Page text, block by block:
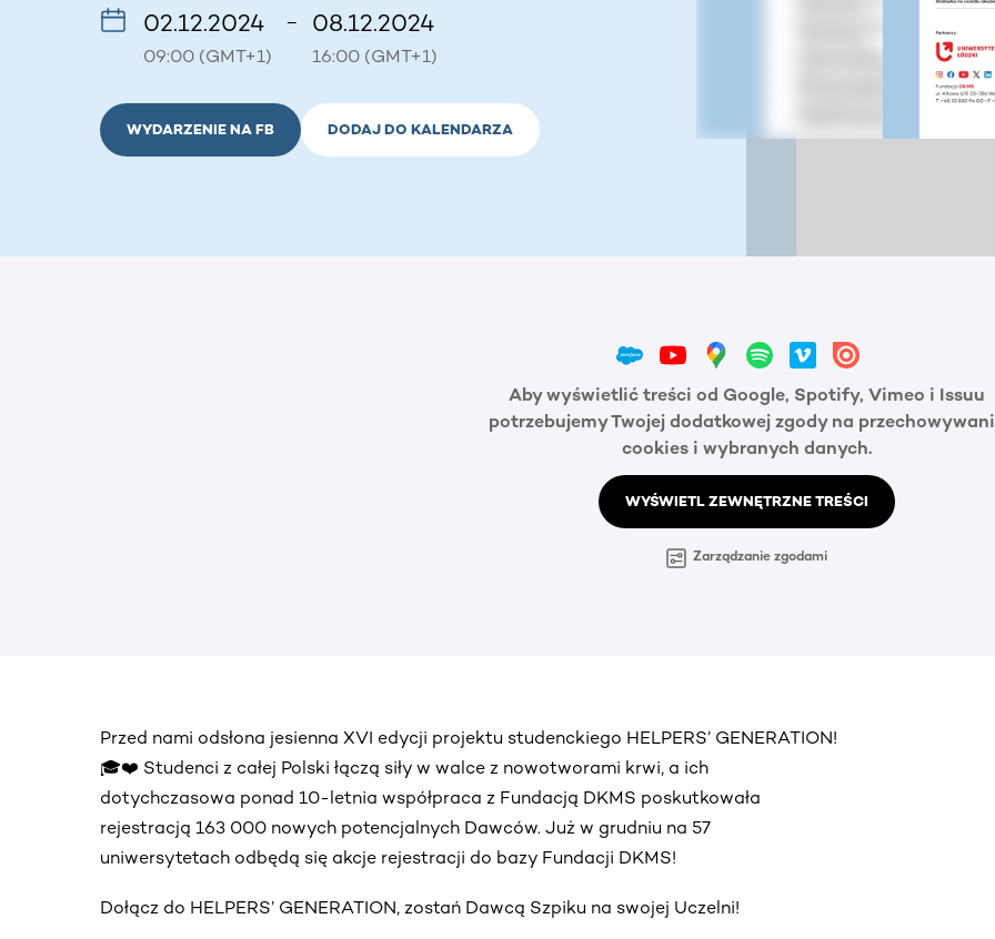
02.12.2024
09:00 (GMT+1)
– 08.12.2024
16:00 (GMT+1)
WYDARZENIE NA FB DODAJ DO KALENDARZA
Aby wyświetlić treści od Google, Spotify, Vimeo i Issuu
potrzebujemy Twojej dodatkowej zgody na
cookies i wybranych danych.
WYŚWIETL ZEWNĘTRZNE TREŚCI
Zarządzanie zgodami
Przed nami odsłona jesienna XVI edycji projektu studenckiego HELPERS’ GENERATION!
🎓❤️ Studenci z całej Polski łączą siły w walce z nowotworami krwi, a ich
dotychczasowa ponad 10-letnia współpraca z Fundacją DKMS poskutkowała
rejestracją 163 000 nowych potencjalnych Dawców. Już w grudniu na 57
uniwersytetach odbędą się akcje rejestracji do bazy Fundacji DKMS!
Dołącz do HELPERS’ GENERATION, zostań Dawcą Szpiku na swojej Uczelni!